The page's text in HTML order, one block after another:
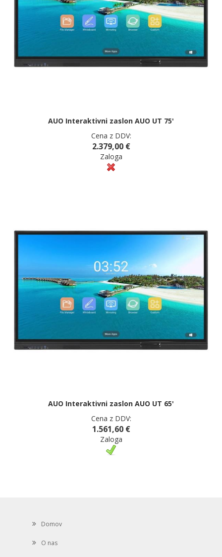
AUO Interaktivni zaslon AUO UT 75'
Cena z DDV:
2.379,00 €
Zaloga
AUO Interaktivni zaslon AUO UT 65'
Cena z DDV:
1.561,60 €
Zaloga
Domov
O nas